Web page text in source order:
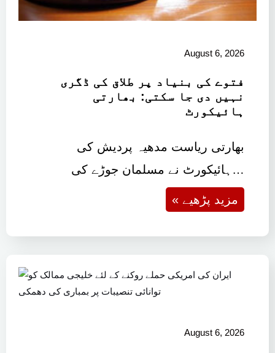
August 6, 2026
فتوے کی بنیاد پر طلاق کی ڈگری
نہیں دی جا سکتی: بھارتی
ہائیکورٹ
بھارتی ریاست مدھیہ پردیش کی
ہائیکورٹ نے مسلمان جوڑے کی…
« مزید پڑھیے
August 6, 2026